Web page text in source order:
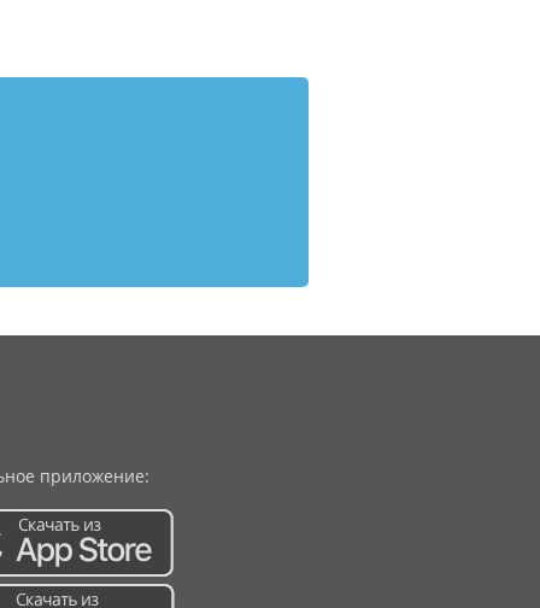
приложение: